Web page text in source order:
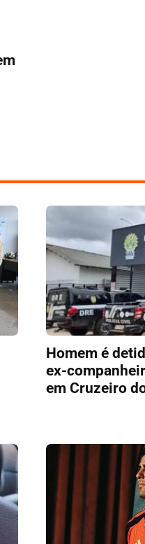
Homem é
ex-
em Cruzeiro